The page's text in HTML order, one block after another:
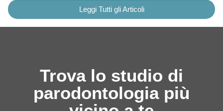
Leggi Tutti gli Articoli
Trova lo studio di
parodontologia più